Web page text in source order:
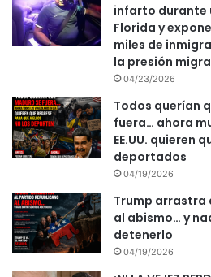
infarto durante
Florida y
miles de
la presión
04/23/2026
Todos querían
fuera… ahora
EE.UU. quieren
deportados
04/19/2026
Trump arrastra
al abismo… y
detenerlo
04/19/2026